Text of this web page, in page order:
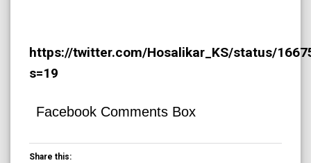
https://twitter.com/Hosalikar_KS/status/
s=19
Facebook Comments Box
Share this: